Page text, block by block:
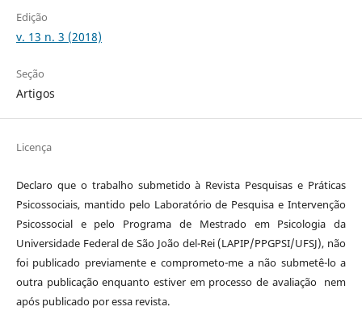
Edição
v. 13 n. 3 (2018)
Seção
Artigos
Licença
Declaro que o trabalho submetido à Revista Pesquisas e Práticas
Psicossociais, mantido pelo Laboratório de Pesquisa e Intervenção
Psicossocial e pelo Programa de Mestrado em Psicologia da
Universidade Federal de São João del-Rei (LAPIP/PPGPSI/UFSJ), não
foi publicado previamente e comprometo-me a não submetê-lo a
outra publicação enquanto estiver em processo de avaliação nem
após publicado por essa revista.